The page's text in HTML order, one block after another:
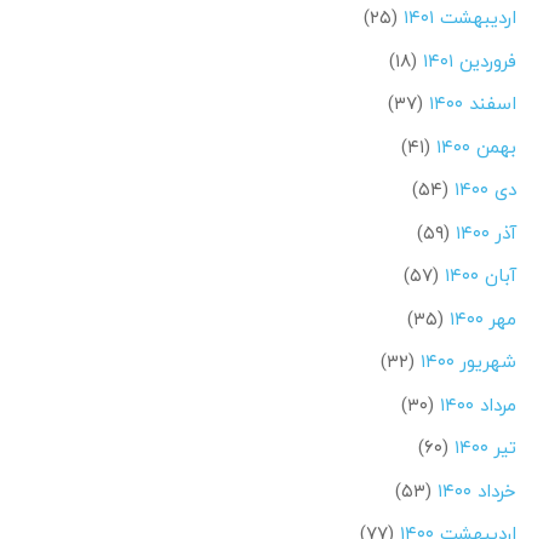
اردیبهشت ۱۴۰۱
(۲۵)
فروردین ۱۴۰۱
(۱۸)
اسفند ۱۴۰۰
(۳۷)
بهمن ۱۴۰۰
(۴۱)
دی ۱۴۰۰
(۵۴)
آذر ۱۴۰۰
(۵۹)
آبان ۱۴۰۰
(۵۷)
مهر ۱۴۰۰
(۳۵)
شهریور ۱۴۰۰
(۳۲)
مرداد ۱۴۰۰
(۳۰)
تیر ۱۴۰۰
(۶۰)
خرداد ۱۴۰۰
(۵۳)